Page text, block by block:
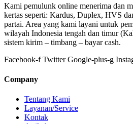
Kami pemulunk online menerima dan
kertas seperti: Kardus, Duplex, HVS
partai. Area yang kami layani untuk
wilayah Indonesia tengah dan timur
sistem kirim – timbang – bayar cash.
Facebook-f Twitter Google-plus-g
Company
Tentang Kami
Layanan/Service
Kontak